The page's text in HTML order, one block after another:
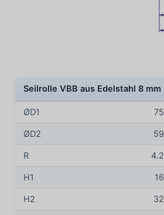
Seilrolle VBB aus Edelstahl 8 mm
ØD1 75
ØD2 59
R 4.2
H1 16
H2 32